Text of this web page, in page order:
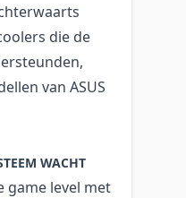
die de
van ASUS
WACHT
game level met